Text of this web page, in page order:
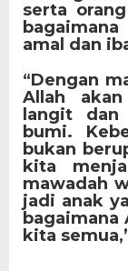
serta
amal dan
“Dengan
Allah
langit dan
bumi.
bukan
kita
mawadah
jadi anak
bagaimana
kita